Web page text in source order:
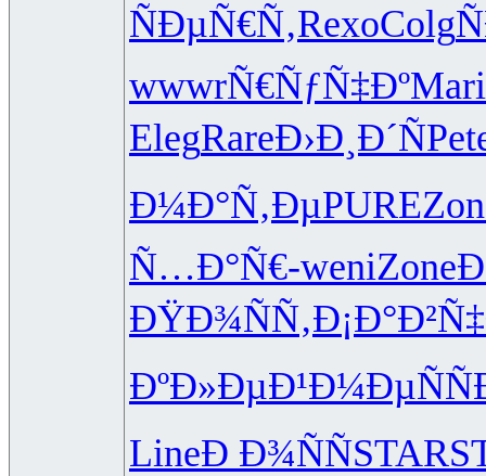
ÑÐµÑ€Ñ‚RexoColg
wwwrÑ€ÑƒÑ‡ÐºMari
ElegRareÐ›Ð¸Ð´Ñ
Ð¼Ð°Ñ‚ÐµPURE
Ñ…Ð°Ñ€-weniZone
ÐŸÐ¾ÑÑ‚Ð¡Ð°Ð²Ñ‡
ÐºÐ»ÐµÐ¹Ð¼ÐµÑÑ
LineÐ Ð¾ÑÑSTAR